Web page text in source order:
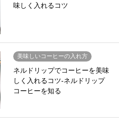
味しく入れるコツ
美味しいコーヒーの入れ方
ネルドリップでコーヒーを美味
しく入れるコツ-ネルドリップ
コーヒーを知る